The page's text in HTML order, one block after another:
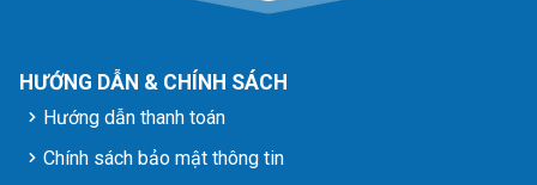
HƯỚNG DẪN & CHÍNH SÁCH
Hướng dẫn thanh toán
Chính sách bảo mật thông tin